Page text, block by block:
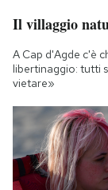
Il villaggio
A Cap d'Agde c'è
libertinaggio: tutti
vietare»